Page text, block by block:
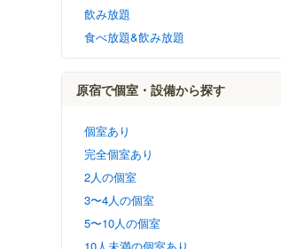
飲み放題
食べ放題&飲み放題
原宿で個室・設備から探す
個室あり
完全個室あり
2人の個室
3〜4人の個室
5〜10人の個室